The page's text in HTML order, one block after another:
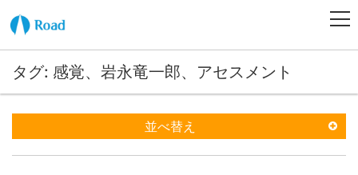
タグ: 感覚、岩永竜一郎、アセスメント
並べ替え